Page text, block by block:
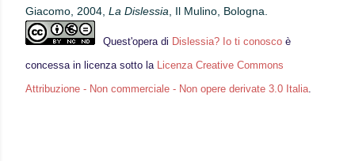
Giacomo, 2004, La Dislessia , Il Mulino, Bologna.
Quest'operadi Dislessia? Io ti conosco è
concessa in licenza sotto la Licenza Creative Commons
Attribuzione - Non commerciale - Non opere derivate 3.0 Italia.